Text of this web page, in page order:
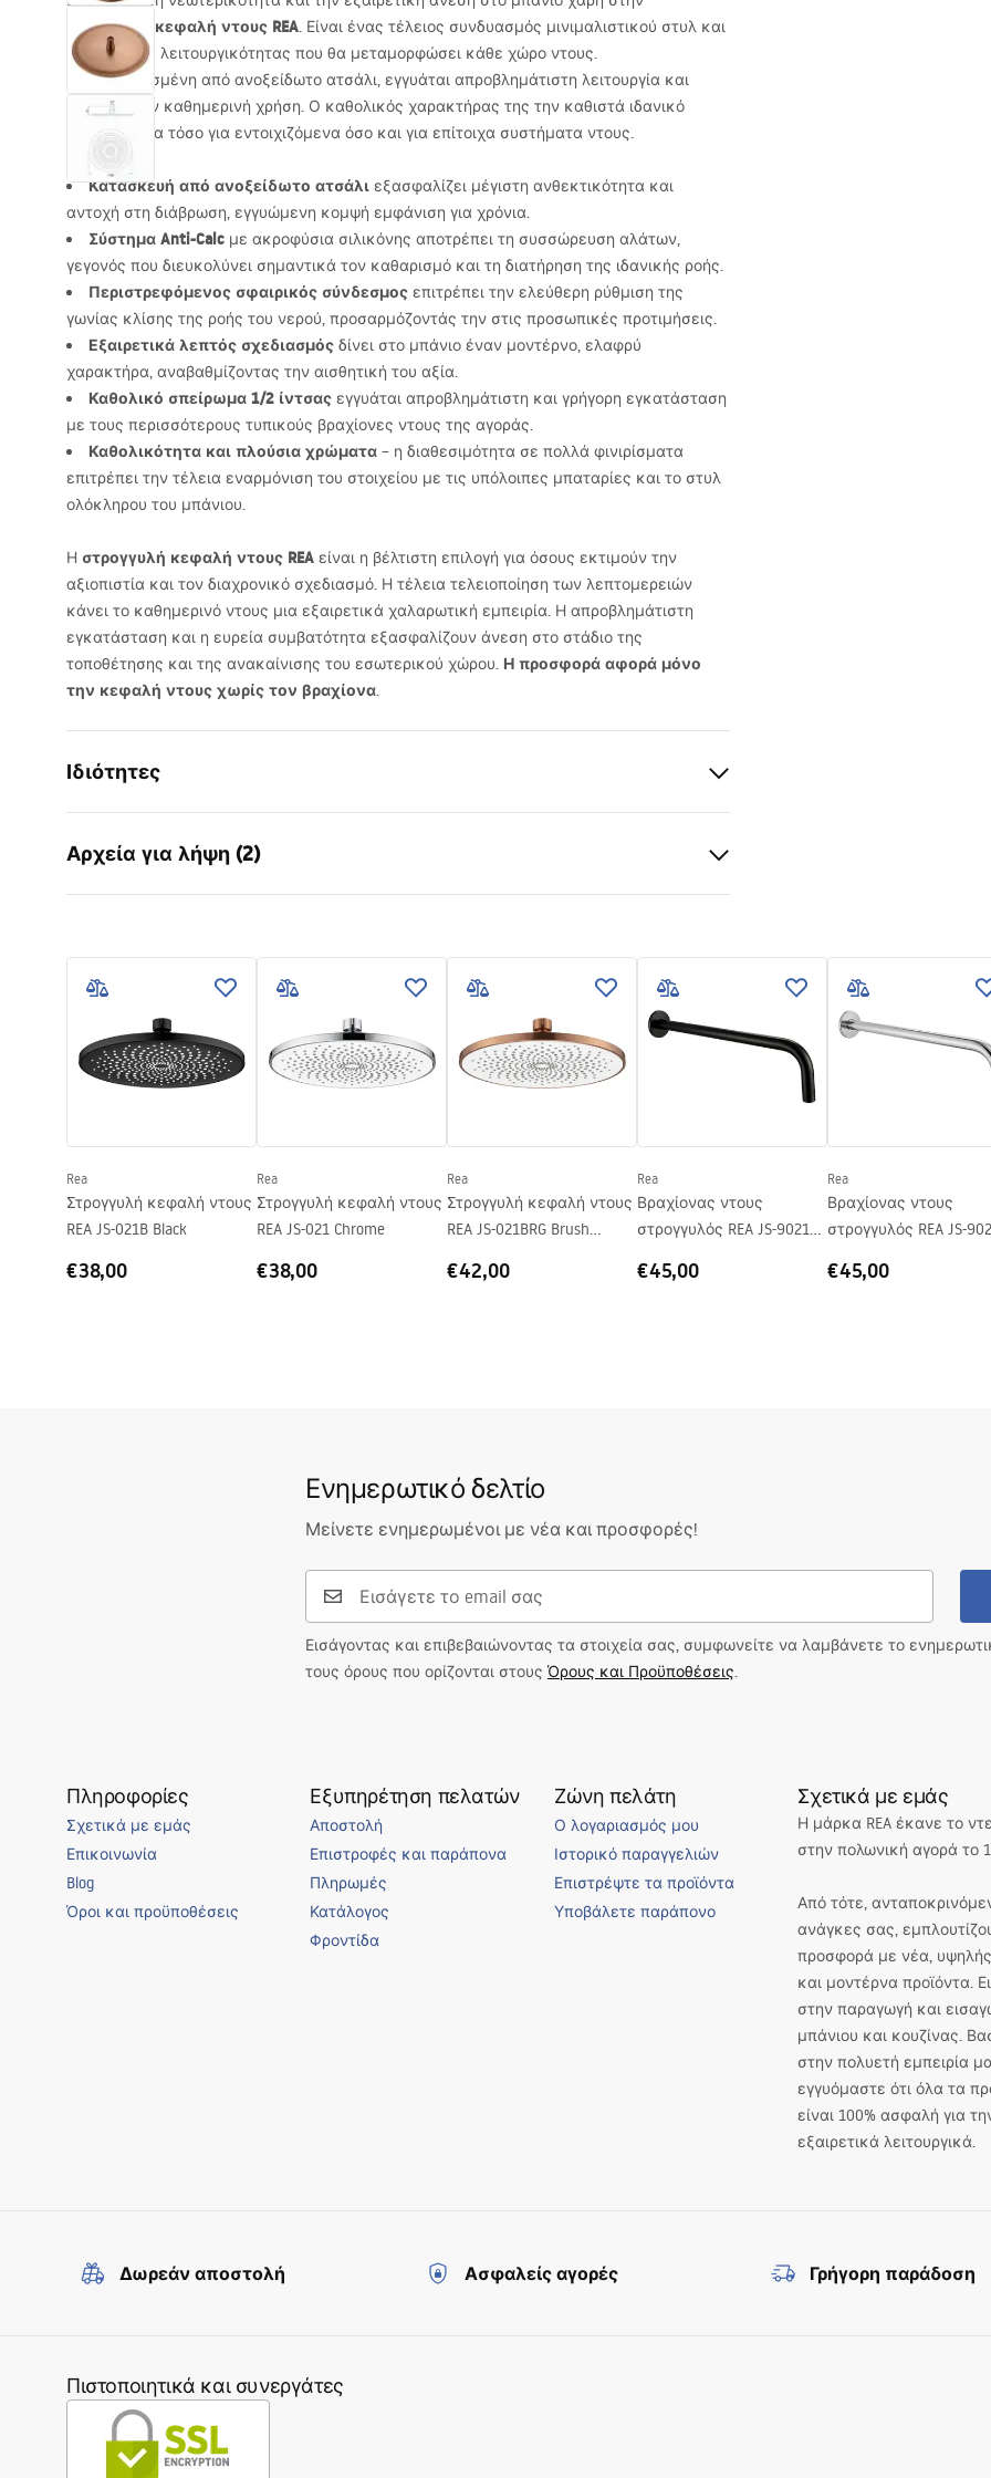
στρογγυλή κεφαλή ντους REA. Είναι ένας τέλειος συνδυασμός μινιμαλιστικού στυλ και
προηγμένης λειτουργικότητας που θα μεταμορφώσει κάθε χώρο ντους.
Κατασκευασμένη από ανοξείδωτο ατσάλι, εγγυάται απροβλημάτιστη λειτουργία και
αντοχή στην καθημερινή χρήση. Ο καθολικός χαρακτήρας της την καθιστά ιδανικό
συμπλήρωμα τόσο για εντοιχιζόμενα όσο και για επίτοιχα συστήματα ντους.
Κατασκευή από ανοξείδωτο ατσάλι εξασφαλίζει μέγιστη ανθεκτικότητα και
αντοχή στη διάβρωση, εγγυώμενη κομψή εμφάνιση για χρόνια.
Σύστημα Anti-Calc με ακροφύσια σιλικόνης αποτρέπει τη συσσώρευση αλάτων,
γεγονός που διευκολύνει σημαντικά τον καθαρισμό και τη διατήρηση της ιδανικής ροής.
Περιστρεφόμενος σφαιρικός σύνδεσμος επιτρέπει την ελεύθερη ρύθμιση της
γωνίας κλίσης της ροής του νερού, προσαρμόζοντάς την στις προσωπικές προτιμήσεις.
Εξαιρετικά λεπτός σχεδιασμός δίνει στο μπάνιο έναν μοντέρνο, ελαφρύ
χαρακτήρα, αναβαθμίζοντας την αισθητική του αξία.
Καθολικό σπείρωμα 1/2 ίντσας εγγυάται απροβλημάτιστη και γρήγορη εγκατάσταση
με τους περισσότερους τυπικούς βραχίονες ντους της αγοράς.
Καθολικότητα και πλούσια χρώματα – η διαθεσιμότητα σε πολλά φινιρίσματα
επιτρέπει την τέλεια εναρμόνιση του στοιχείου με τις υπόλοιπες μπαταρίες και το στυλ
ολόκληρου του μπάνιου.
Η στρογγυλή κεφαλή ντους REA είναι η βέλτιστη επιλογή για όσους εκτιμούν την
αξιοπιστία και τον διαχρονικό σχεδιασμό. Η τέλεια τελειοποίηση των λεπτομερειών
κάνει το καθημερινό ντους μια εξαιρετικά χαλαρωτική εμπειρία. Η απροβλημάτιστη
εγκατάσταση και η ευρεία συμβατότητα εξασφαλίζουν άνεση στο στάδιο της
τοποθέτησης και της ανακαίνισης του εσωτερικού χώρου. Η προσφορά αφορά μόνο
την κεφαλή ντους χωρίς τον βραχίονα.
Ιδιότητες
Υλικό
Τρόπος εγκατάστασης
Βιδωτός
Εγγύηση
24 μήνες
Αρχεία για λήψη (2)
Warranty_Terms_and_Conditions_
Accessories_-_24.pdf
Rea
Στρογγυλή κεφαλή ντους
REA JS-021B Black
€38,00
Rea
Στρογγυλή κεφαλή ντους
REA JS-021 Chrome
€38,00
Rea
Στρογγυλή κεφαλή ντους
REA JS-021BRG Brush
€42,00
Rea
Βραχίονας ντους
στρογγυλός REA JS-9021B
€45,00
Rea
Βραχίονας ντους
στρογγυλός REA JS-
€45,00
Ενημερωτικό δελτίο
Μείνετε ενημερωμένοι με νέα και προσφορές!
Εισάγοντας και επιβεβαιώνοντας τα στοιχεία σας, συμφωνείτε να λαμβάνετε το
τους όρους που ορίζονται στους Όρους και Προϋποθέσεις.
Πληροφορίες
Σχετικά με εμάς
Επικοινωνία
Blog
Όροι και προϋποθέσεις
Εξυπηρέτηση πελατών
Αποστολή
Επιστροφές και παράπονα
Πληρωμές
Κατάλογος
Φροντίδα
Ζώνη πελάτη
Ο λογαριασμός μου
Ιστορικό παραγγελιών
Επιστρέψτε τα προϊόντα
Υποβάλετε παράπονο
Σχετικά με εμάς
Η μάρκα REA έκανε το
στην πολωνική αγορά το
Από τότε,
ανάγκες σας,
προσφορά με νέα,
και μοντέρνα προϊόντα.
στην παραγωγή και
μπάνιου και κουζίνας.
στην πολυετή εμπειρία
εγγυόμαστε ότι όλα τα
είναι 100% ασφαλή για
εξαιρετικά λειτουργικά.
Δωρεάν αποστολή Ασφαλείς αγορές Γρήγορη παράδοση
Πιστοποιητικά και συνεργάτες